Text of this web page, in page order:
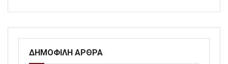
ΔΗΜΟΦΙΛΗ ΑΡΘΡΑ